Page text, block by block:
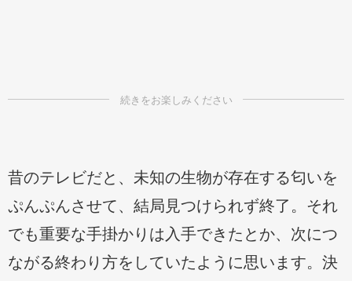
昔のテレビだと、未知の生物が存在する匂いを
ぷんぷんさせて、結局見つけられず終了。それ
でも重要な手掛かりは入手できたとか、次につ
ながる終わり方をしていたように思います。決